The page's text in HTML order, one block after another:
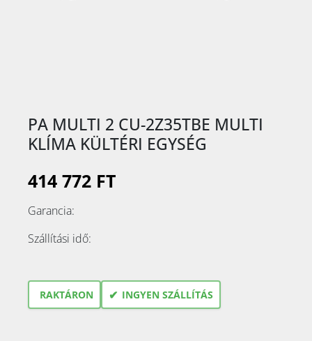
PA MULTI 2 CU-2Z35TBE MULTI
KLÍMA KÜLTÉRI EGYSÉG
414 772 FT
Garancia:
Szállítási idő:
RAKTÁRON ✔ INGYEN SZÁLLÍTÁS